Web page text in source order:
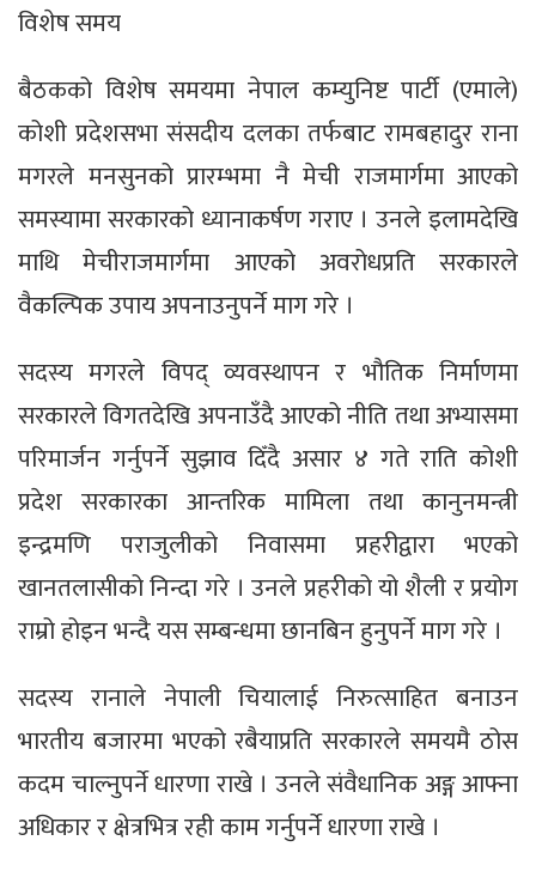
विशेष समय
बैठकको विशेष समयमा नेपाल कम्युनिष्ट पार्टी (एमाले)
कोशी प्रदेशसभा संसदीय दलका तर्फबाट रामबहादुर राना
मगरले मनसुनको प्रारम्भमा नै मेची राजमार्गमा आएको
समस्यामा सरकारको ध्यानाकर्षण गराए । उनले इलामदेखि
माथि मेचीराजमार्गमा आएको अवरोधप्रति सरकारले
वैकल्पिक उपाय अपनाउनुपर्ने माग गरे ।
सदस्य मगरले विपद् व्यवस्थापन र भौतिक निर्माणमा
सरकारले विगतदेखि अपनाउँदै आएको नीति तथा अभ्यासमा
परिमार्जन गर्नुपर्ने सुझाव दिँदै असार ४ गते राति कोशी
प्रदेश सरकारका आन्तरिक मामिला तथा कानुनमन्त्री
इन्द्रमणि पराजुलीको निवासमा प्रहरीद्वारा भएको
खानतलासीको निन्दा गरे । उनले प्रहरीको यो शैली र प्रयोग
राम्रो होइन भन्दै यस सम्बन्धमा छानबिन हुनुपर्ने माग गरे ।
सदस्य रानाले नेपाली चियालाई निरुत्साहित बनाउन
भारतीय बजारमा भएको रबैयाप्रति सरकारले समयमै ठोस
कदम चाल्नुपर्ने धारणा राखे । उनले संवैधानिक अङ्ग आफ्ना
अधिकार र क्षेत्रभित्र रही काम गर्नुपर्ने धारणा राखे ।